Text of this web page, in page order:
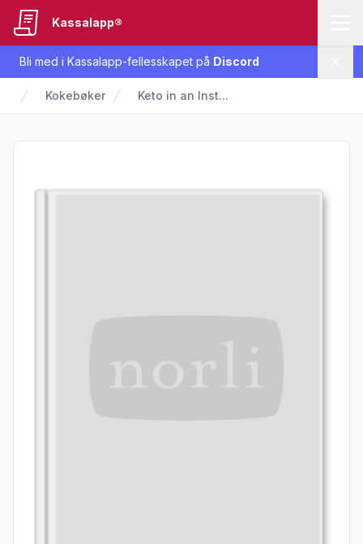
Bli med i Kassalapp-fellesskapet på Discord
Kassalapp®
Kokebøker Keto in an Inst...